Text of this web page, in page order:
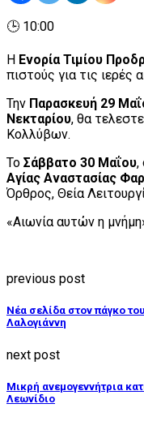
🕒 10:00
Η Ενορία Τιμίου
πιστούς για τις
Την Παρασκευή 29
Νεκταρίου, θα
Κολλύβων.
Το Σάββατο 30 Μαΐου,
Αγίας Αναστασίας
Όρθρος, Θεία
«Αιωνία αυτών η
previous post
Νέα σελίδα στον πάγκο
Λαλογιάννη
next post
Μικρή ανεμογεννήτρια
Λεωνίδιο